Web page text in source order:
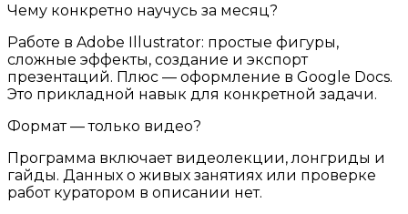
Чему конкретно научусь за месяц?
Работе в Adobe Illustrator: простые фигуры,
сложные эффекты, создание и экспорт
презентаций. Плюс — оформление в Google Docs.
Это прикладной навык для конкретной задачи.
Формат — только видео?
Программа включает видеолекции, лонгриды и
гайды. Данных о живых занятиях или проверке
работ куратором в описании нет.